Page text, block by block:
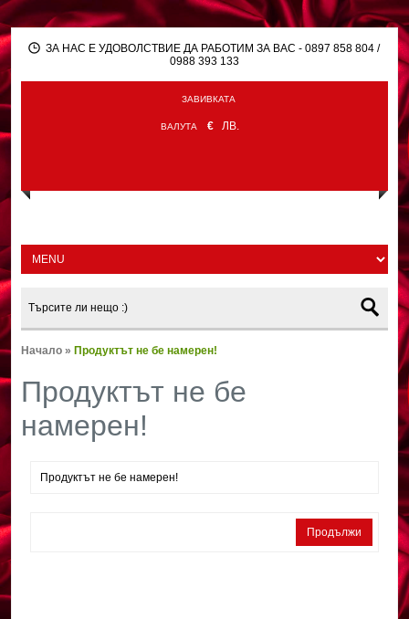
ЗА НАС Е УДОВОЛСТВИЕ ДА РАБОТИМ ЗА ВАС - 0897 858 804 /
0988 393 133
ЗАВИВКАТА
ВАЛУТА € ЛВ.
Начало » Продуктът не бе намерен!
Продуктът не бе
намерен!
Продуктът не бе намерен!
Продължи